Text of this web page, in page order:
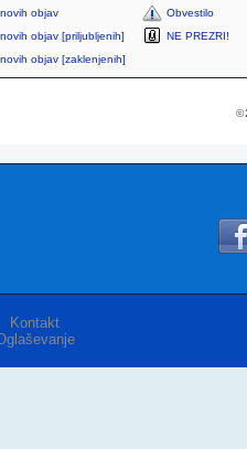
objav
Obvestilo
objav [priljubljenih]
NE PREZRI!
objav [zaklenjenih]
©
Kontakt